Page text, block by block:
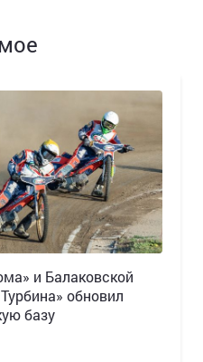
и Балаковской
обновил
базу